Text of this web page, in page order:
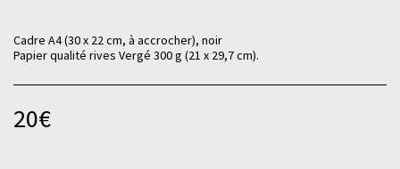
Cadre A4 (30 x 22 cm, à accrocher), noir
Papier qualité rives Vergé 300 g (21 x 29,7 cm).
20€